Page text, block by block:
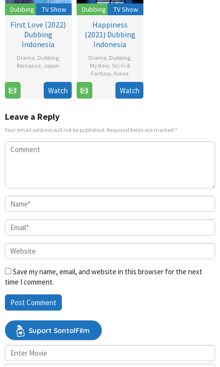
Dubbing TV Show
First Love (2022)
Dubbing
Indonesia
Drama, Dubbing,
Romance, Japan
24
NovWatch
Dubbing TV Show
Happiness
(2021) Dubbing
Indonesia
Drama, Dubbing,
Mystery, Sci-Fi &
Fantasy, Korea
Nov
Han
Sang-
Watch
Leave a Reply
Your email address will not be published. Required fields are marked *
Save my name, email, and website in this browser for the next
time I comment.
Suport SontolFilm